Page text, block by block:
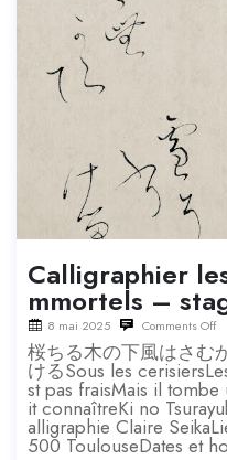
Calligraphier
mmortels –
8 mai 2025 Comments Off
桜ちる木の下風はさむ
けるSous les
st pas fraisMais il
it connaîtreKi no
alligraphie Claire
500 ToulouseDates et